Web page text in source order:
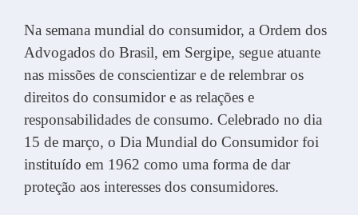
Na semana mundial do consumidor, a Ordem dos
Advogados do Brasil, em Sergipe, segue atuante
nas missões de conscientizar e de relembrar os
direitos do consumidor e as relações e
responsabilidades de consumo. Celebrado no dia
15 de março, o Dia Mundial do Consumidor foi
instituído em 1962 como uma forma de dar
proteção aos interesses dos consumidores.